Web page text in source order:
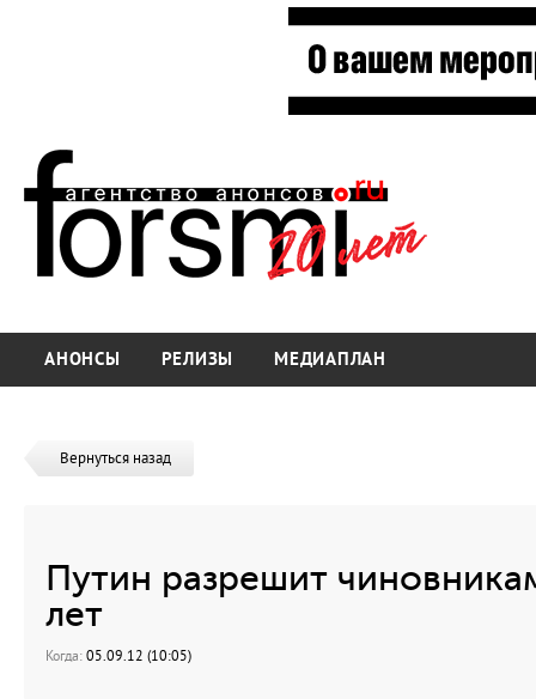
АНОНСЫ РЕЛИЗЫ МЕДИАПЛАН
Вернуться назад
Путин разрешит
лет
Когда: 05.09.12 (10:05)